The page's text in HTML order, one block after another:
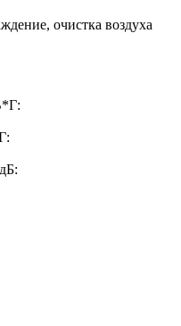
очистка воздуха